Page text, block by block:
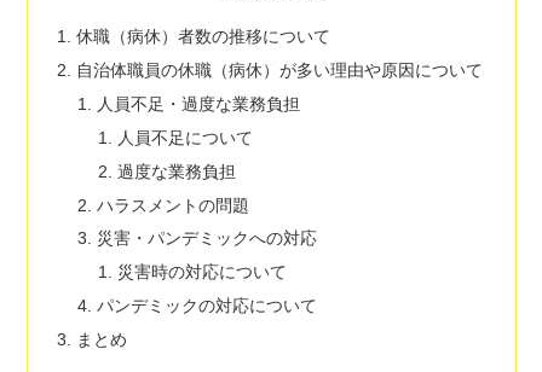
休職（病休）者数の推移について
自治体職員の休職（病休）が多い理由や原因について
人員不足・過度な業務負担
人員不足について
過度な業務負担
ハラスメントの問題
災害・パンデミックへの対応
災害時の対応について
パンデミックの対応について
まとめ